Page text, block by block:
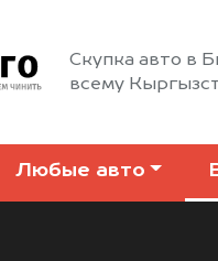
Скупка авто в
всему
Любые авто